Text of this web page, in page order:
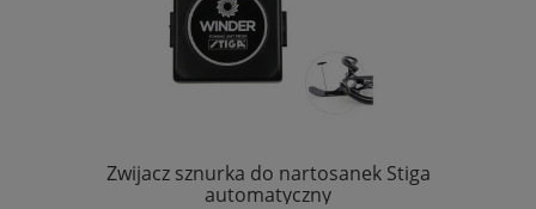
Zwijacz sznurka do nartosanek Stiga
automatyczny